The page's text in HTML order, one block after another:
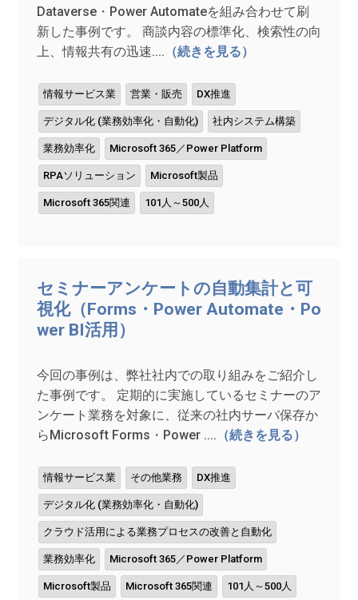
Dataverse・Power Automateを組み合わせて刷
新した事例です。 商談内容の標準化、検索性の向
上、情報共有の迅速.... （続きを見る）
情報サービス業 営業・販売 DX推進
デジタル化 (業務効率化・自動化) 社内システム構築
業務効率化 Microsoft 365／Power Platform
RPAソリューション Microsoft製品
Microsoft 365関連 101人～500人
セミナーアンケートの自動集計と可
視化（Forms・Power Automate・Po
wer BI活用）
今回の事例は、弊社社内での取り組みをご紹介し
た事例です。 定期的に実施しているセミナーのア
ンケート業務を対象に、従来の社内サーバ保存か
らMicrosoft Forms・Power .... （続きを見る）
情報サービス業 その他業務 DX推進
デジタル化 (業務効率化・自動化)
クラウド活用による業務プロセスの改善と自動化
業務効率化 Microsoft 365／Power Platform
Microsoft製品 Microsoft 365関連 101人～500人